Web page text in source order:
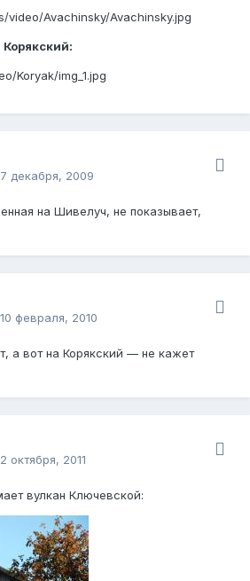
video/Avachinsky/Avachinsky.jpg
Корякский:
Koryak/img_1.jpg
7 декабря, 2009
на Шивелуч, не показывает,
10 февраля, 2010
а вот на Корякский — не кажет
2 октября, 2011
вулкан Ключевской: